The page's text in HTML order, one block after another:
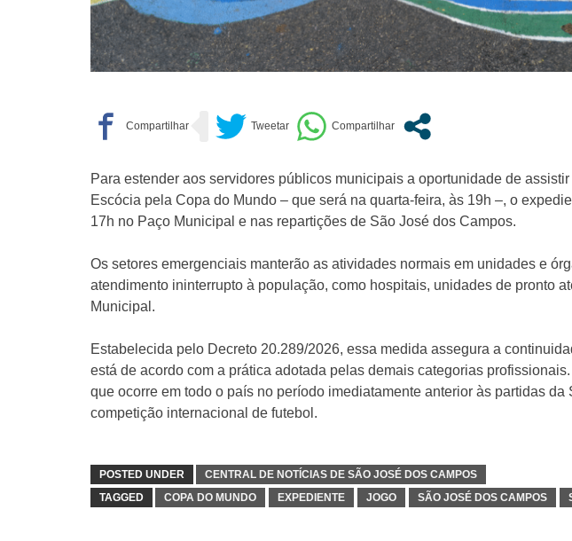
Para estender aos servidores públicos municipais a oportunidade de
Escócia pela Copa do Mundo – que será na quarta-feira, às 19h –, o
17h no Paço Municipal e nas repartições de São José dos Campos.
Os setores emergenciais manterão as atividades normais em unidades e
atendimento ininterrupto à população, como hospitais, unidades de pronto
Municipal.
Estabelecida pelo Decreto 20.289/2026, essa medida assegura a
está de acordo com a prática adotada pelas demais categorias
que ocorre em todo o país no período imediatamente anterior às partidas
competição internacional de futebol.
POSTED UNDER
CENTRAL DE NOTÍCIAS DE SÃO JOSÉ DOS CAMPOS
TAGGED
COPA DO MUNDO EXPEDIENTE JOGO SÃO JOSÉ DOS CAMPOS